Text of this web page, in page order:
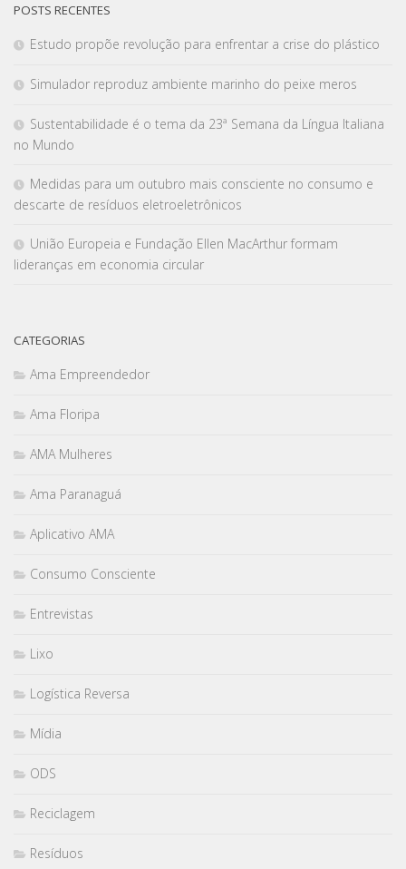
POSTS RECENTES
Estudo propõe revolução para enfrentar a crise do plástico
Simulador reproduz ambiente marinho do peixe meros
Sustentabilidade é o tema da 23ª Semana da Língua Italiana
no Mundo
Medidas para um outubro mais consciente no consumo e
descarte de resíduos eletroeletrônicos
União Europeia e Fundação Ellen MacArthur formam
lideranças em economia circular
CATEGORIAS
Ama Empreendedor
Ama Floripa
AMA Mulheres
Ama Paranaguá
Aplicativo AMA
Consumo Consciente
Entrevistas
Lixo
Logística Reversa
Mídia
ODS
Reciclagem
Resíduos